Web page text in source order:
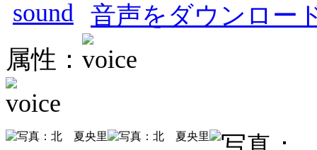
音声をダウンロー
属性：